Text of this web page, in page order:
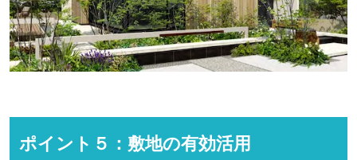
ポイント５：敷地の有効活用